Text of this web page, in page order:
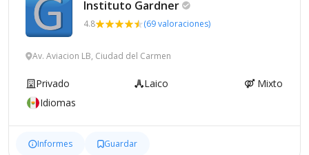
Instituto Gardner
4.8 (69 valoraciones)
Av. Aviacion LB, Ciudad del Carmen
Privado Laico
Mixto
Idiomas
Informes Guardar